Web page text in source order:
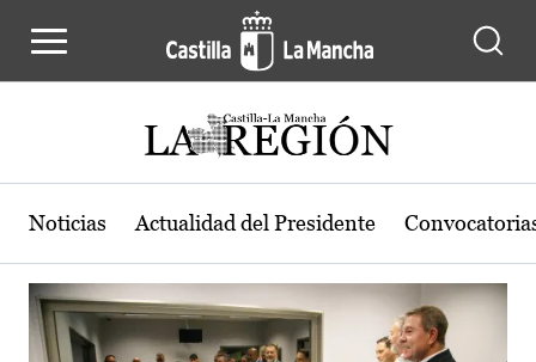
Actualidad de la región de Castilla-
Noticias Actualidad del Presidente